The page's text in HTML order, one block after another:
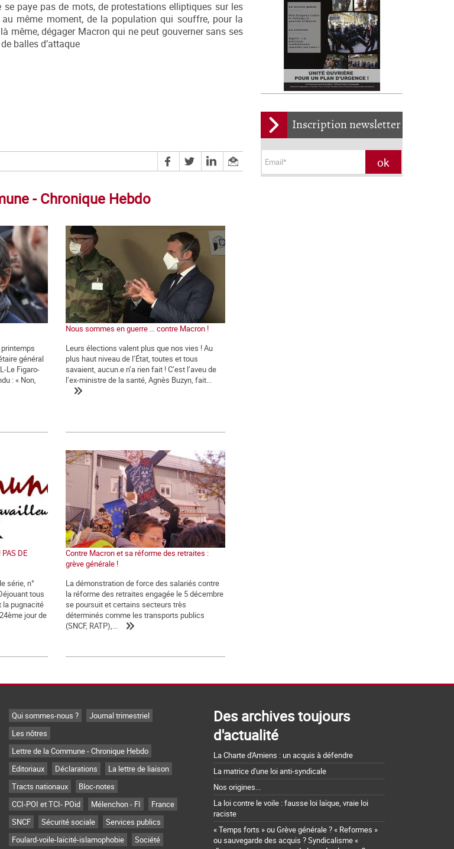
Inscription newsletter
se paye pas de mots, de protestations elliptiques sur les
au même moment, de la population qui souffre, pour la
même, dégager Macron qui ne peut gouverner sans ses
balles d’attaque
- Chronique Hebdo
général
Le Figaro-
: « Non,
Nous sommes en guerre … contre Macron !
Leurs élections valent plus que nos vies ! Au
plus haut niveau de l’État, toutes et tous
savaient, aucun.e n’a rien fait ! C’est l’aveu de
l’ex-ministre de la santé, Agnès Buzyn, fait...
PAS DE
série, n°
tous
la pugnacité
jour de
Contre Macron et sa réforme des retraites :
grève générale !
La démonstration de force des salariés contre
la réforme des retraites engagée le 5 décembre
se poursuit et certains secteurs très
déterminés comme les transports publics
(SNCF, RATP),...
Qui sommes-nous ?
Journal trimestriel
Les nôtres
Lettre de la Commune - Chronique Hebdo
Editoriaux
Déclarations
La lettre de liaison
Tracts nationaux
Bloc-notes
CCI-POI et TCI- POid
Mélenchon - FI
France
SNCF
Sécurité sociale
Services publics
Foulard-voile-laïcité-islamophobie
Société
Des archives toujours
d'actualité
La Charte d'Amiens : un acquis à défendre
La matrice d'une loi anti-syndicale
Nos origines...
La loi contre le voile : fausse loi laïque, vraie loi
raciste
« Temps forts » ou Grève générale ? « Reformes »
ou sauvegarde des acquis ? Syndicalisme «